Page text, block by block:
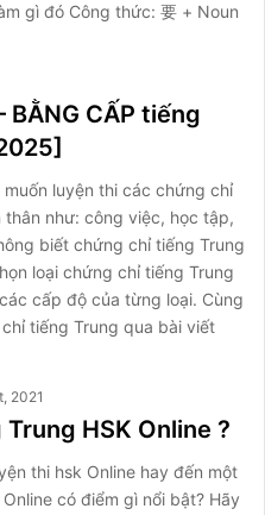
gì đó Công thức: 要 + Noun
BẰNG CẤP tiếng
luyện thi các chứng chỉ
như: công việc, học tập,
biết chứng chỉ tiếng Trung
loại chứng chỉ tiếng Trung
cấp độ của từng loại. Cùng
tiếng Trung qua bài viết
2021
HSK Online ?
thi hsk Online hay đến một
có điểm gì nổi bật? Hãy